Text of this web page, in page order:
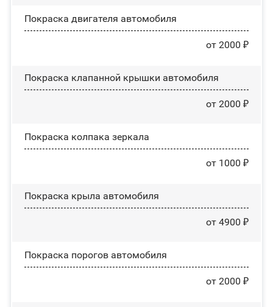
Покраска двигателя автомобиля
от 2000 ₽
Покраска клапанной крышки автомобиля
от 2000 ₽
Покраска колпака зеркала
от 1000 ₽
Покраска крыла автомобиля
от 4900 ₽
Покраска порогов автомобиля
от 2000 ₽